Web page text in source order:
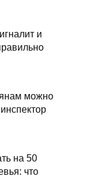
и
можно
на 50
что